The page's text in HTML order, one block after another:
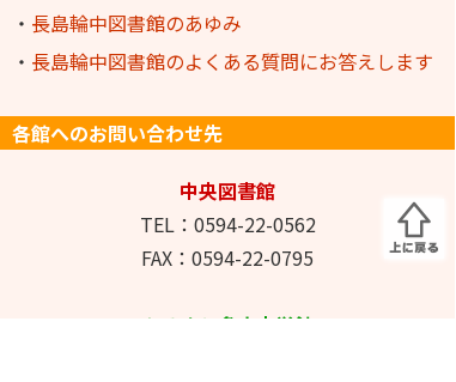
・ 長島輪中図書館のあゆみ
・ 長島輪中図書館のよくある質問にお答えします
各館へのお問い合わせ先
中央図書館
TEL：0594-22-0562
FAX：0594-22-0795
ふるさと多度文学館